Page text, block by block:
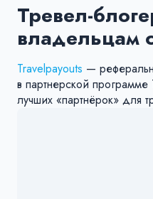
Тревел-
владельцам
Travelpayouts —
в партнерской
лучших «партнёрок» для